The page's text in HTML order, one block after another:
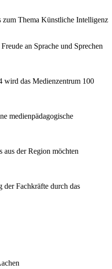
zum Thema Künstliche Intelligenz
an Sprache und Sprechen
wird das Medienzentrum 100
medienpädagogische
aus der Region möchten
der Fachkräfte durch das